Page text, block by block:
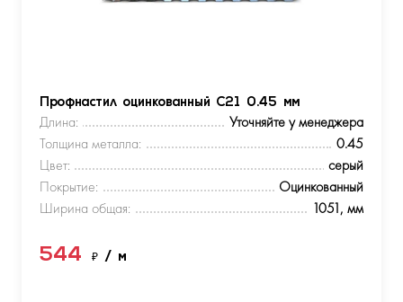
Профнастил оцинкованный С21 0.45 мм
Длина:
Уточняйте у менеджера
Толщина металла:
0.45
Цвет:
серый
Покрытие:
Оцинкованный
Ширина общая:
1051, мм
544 ₽ / м